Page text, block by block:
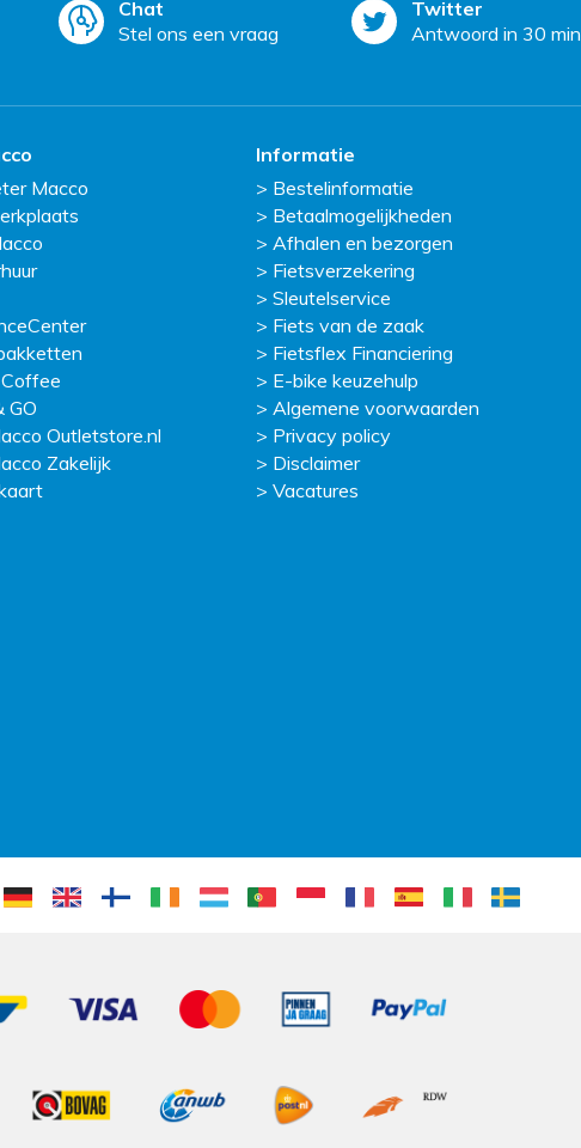
Chat
Stel ons een vraag
Twitter
Antwoord in 30 min.
Macco
GO
Outletstore.nl
Zakelijk
Informatie
Bestelinformatie
Betaalmogelijkheden
Afhalen en bezorgen
Fietsverzekering
Sleutelservice
Fiets van de zaak
Fietsflex Financiering
E-bike keuzehulp
Algemene voorwaarden
Privacy policy
Disclaimer
Vacatures